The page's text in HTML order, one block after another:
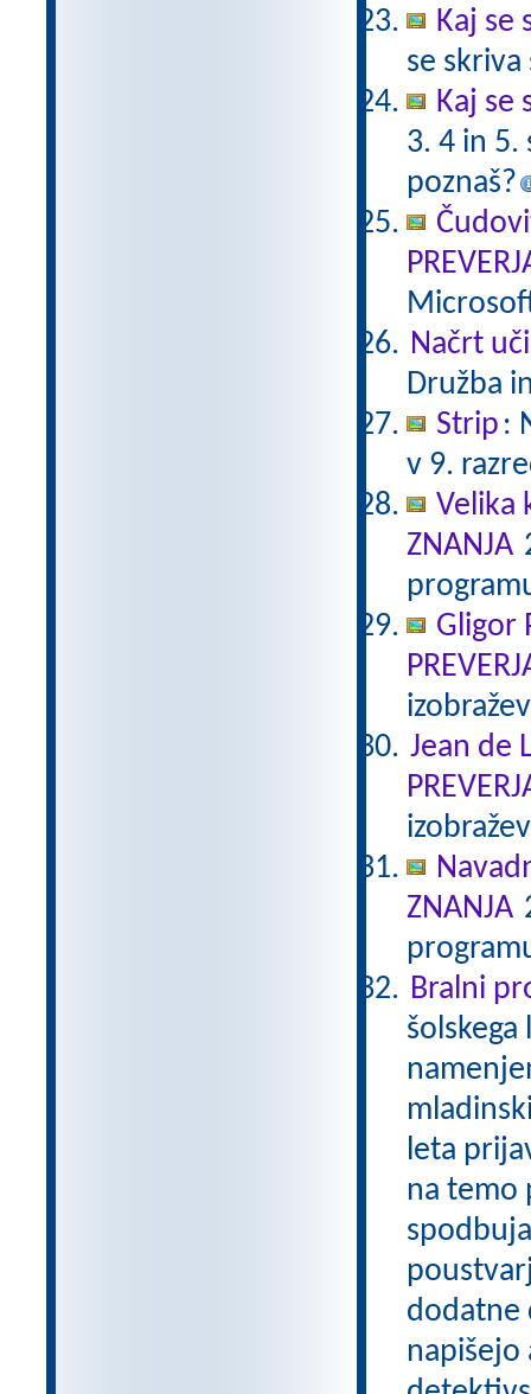
Kaj se
se
Kaj se
3. 4 in 5.
poznaš?
Načrt
Družba
Strip :
v 9.
Velika
ZNANJA
Gligor
Jean de
ZNANJA
Bralni
leta
na temo
dodatne
napišejo